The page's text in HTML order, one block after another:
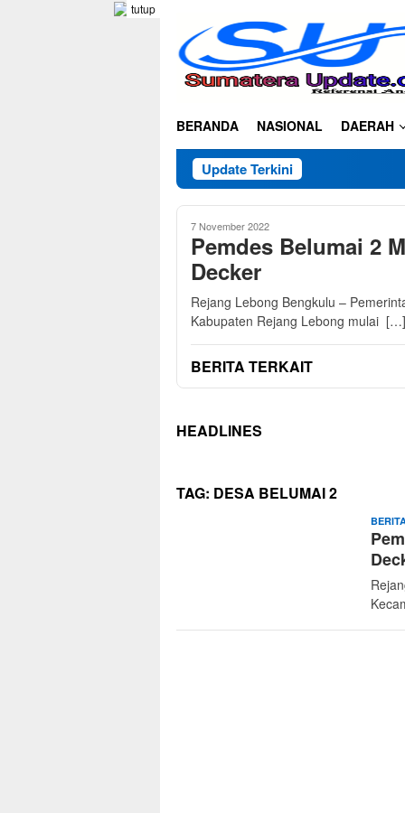
konten
tutup
BERANDA NASIONAL DAERAH
Update Terkini
7 November 2022
Pemdes Belumai 2
Decker
Rejang Lebong Bengkulu –
Kabupaten Rejang Lebong mulai […]
BERITA TERKAIT
HEADLINES
TAG: DESA BELUMAI 2